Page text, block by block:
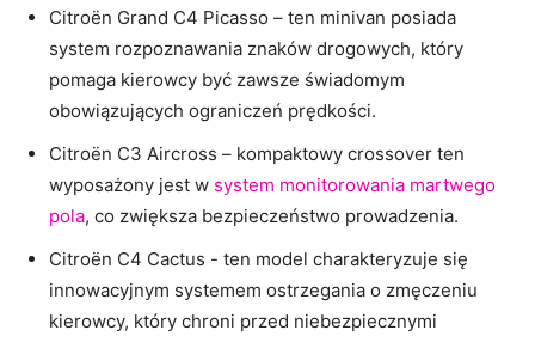
Citroën Grand C4 Picasso – ten minivan posiada
system rozpoznawania znaków drogowych, który
pomaga kierowcy‍ być zawsze​ świadomym
obowiązujących ograniczeń prędkości.
Citroën C3 Aircross – kompaktowy ‍crossover ten
⁣wyposażony jest w system monitorowania martwego
pola, co zwiększa bezpieczeństwo prowadzenia.
Citroën C4 Cactus ​- ⁤ten ⁣model ‍charakteryzuje‌ się
⁢innowacyjnym systemem ostrzegania o zmęczeniu
kierowcy, który chroni przed niebezpiecznymi